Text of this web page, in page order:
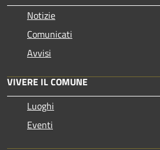
Notizie
Comunicati
Avvisi
VIVERE IL COMUNE
Luoghi
Eventi